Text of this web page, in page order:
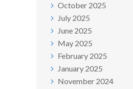
October 2025
July 2025
June 2025
May 2025
February 2025
January 2025
November 2024